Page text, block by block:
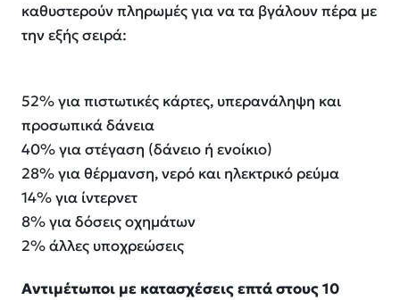
καθυστερούν πληρωμές για να τα βγάλουν πέρα με
την εξής σειρά:
52% για πιστωτικές κάρτες, υπερανάληψη και
προσωπικά δάνεια
40% για στέγαση (δάνειο ή ενοίκιο)
28% για θέρμανση, νερό και ηλεκτρικό ρεύμα
14% για ίντερνετ
8% για δόσεις οχημάτων
2% άλλες υποχρεώσεις
Αντιμέτωποι με κατασχέσεις επτά στους 10